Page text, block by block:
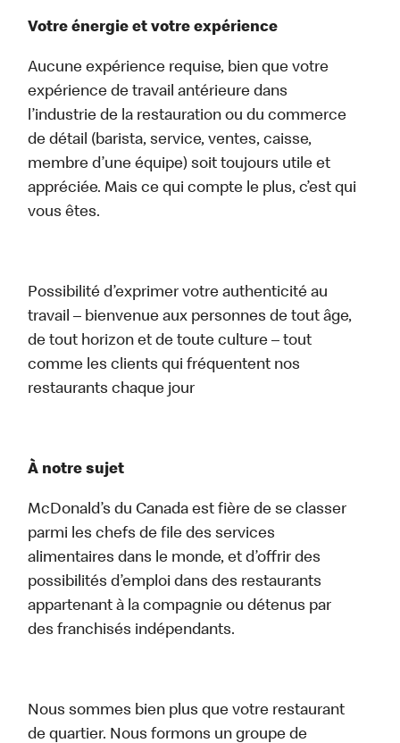
Votre énergie et votre expérience
Aucune expérience requise, bien que votre
expérience de travail antérieure dans
l’industrie de la restauration ou du commerce
de détail (barista, service, ventes, caisse,
membre d’une équipe) soit toujours utile et
appréciée. Mais ce qui compte le plus, c’est qui
vous êtes.
Possibilité d’exprimer votre authenticité au
travail – bienvenue aux personnes de tout âge,
de tout horizon et de toute culture – tout
comme les clients qui fréquentent nos
restaurants chaque jour
À notre sujet
McDonald’s du Canada est fière de se classer
parmi les chefs de file des services
alimentaires dans le monde, et d’offrir des
possibilités d’emploi dans des restaurants
appartenant à la compagnie ou détenus par
des franchisés indépendants.
Nous sommes bien plus que votre restaurant
de quartier. Nous formons un groupe de